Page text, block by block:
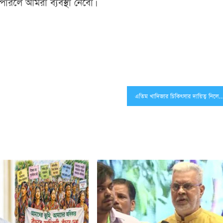
আমরা ব্যবস্থা নেবো।
এতিম খাদিজার চিকিৎসার